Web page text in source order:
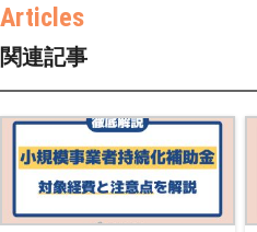
関連記事